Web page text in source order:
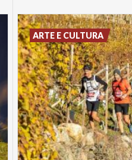
ARTE E CULTURA